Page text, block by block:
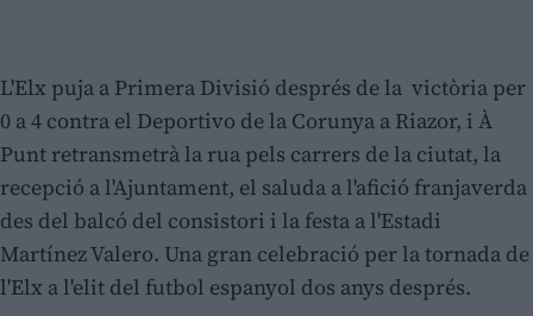
L'Elx puja a Primera Divisió després de la victòria per
0 a 4 contra el Deportivo de la Corunya a Riazor, i À
Punt retransmetrà la rua pels carrers de la ciutat, la
recepció a l'Ajuntament, el saluda a l'afició franjaverda
des del balcó del consistori i la festa a l'Estadi
Martínez Valero. Una gran celebració per la tornada de
l'Elx a l'elit del futbol espanyol dos anys després.